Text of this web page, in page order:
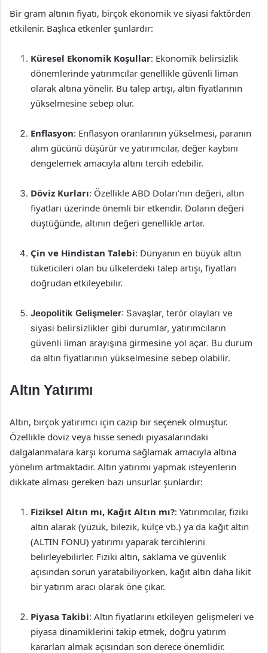
Bir gram altının fiyatı, birçok ekonomik ve siyasi faktörden
etkilenir. Başlıca etkenler şunlardır:
Küresel Ekonomik Koşullar: Ekonomik belirsizlik
dönemlerinde yatırımcılar genellikle güvenli liman
olarak altına yönelir. Bu talep artışı, altın fiyatlarının
yükselmesine sebep olur.
Enflasyon: Enflasyon oranlarının yükselmesi, paranın
alım gücünü düşürür ve yatırımcılar, değer kaybını
dengelemek amacıyla altını tercih edebilir.
Döviz Kurları: Özellikle ABD Doları’nın değeri, altın
fiyatları üzerinde önemli bir etkendir. Doların değeri
düştüğünde, altının değeri genellikle artar.
Çin ve Hindistan Talebi: Dünyanın en büyük altın
tüketicileri olan bu ülkelerdeki talep artışı, fiyatları
doğrudan etkileyebilir.
Jeopolitik Gelişmeler: Savaşlar, terör olayları ve
siyasi belirsizlikler gibi durumlar, yatırımcıların
güvenli liman arayışına girmesine yol açar. Bu durum
da altın fiyatlarının yükselmesine sebep olabilir.
Altın Yatırımı
Altın, birçok yatırımcı için cazip bir seçenek olmuştur.
Özellikle döviz veya hisse senedi piyasalarındaki
dalgalanmalara karşı koruma sağlamak amacıyla altına
yönelim artmaktadır. Altın yatırımı yapmak isteyenlerin
dikkate alması gereken bazı unsurlar şunlardır:
Fiziksel Altın mı, Kağıt Altın mı?: Yatırımcılar, fiziki
altın alarak (yüzük, bilezik, külçe vb.) ya da kağıt altın
(ALTIN FONU) yatırımı yaparak tercihlerini
belirleyebilirler. Fiziki altın, saklama ve güvenlik
açısından sorun yaratabiliyorken, kağıt altın daha likit
bir yatırım aracı olarak öne çıkar.
Piyasa Takibi: Altın fiyatlarını etkileyen gelişmeleri ve
piyasa dinamiklerini takip etmek, doğru yatırım
kararları almak açısından son derece önemlidir.